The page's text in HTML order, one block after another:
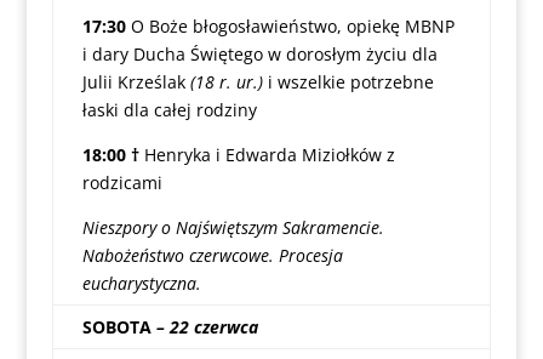
17:30 O Boże błogosławieństwo, opiekę MBNP
i dary Ducha Świętego w dorosłym życiu dla
Julii Krześlak (18 r. ur.)i wszelkie potrzebne
łaski dla całej rodziny
18:00 † Henryka i Edwarda Miziołków z
rodzicami
Nieszpory o Najświętszym Sakramencie.
Nabożeństwo czerwcowe. Procesja
eucharystyczna.
SOBOTA – 22 czerwca